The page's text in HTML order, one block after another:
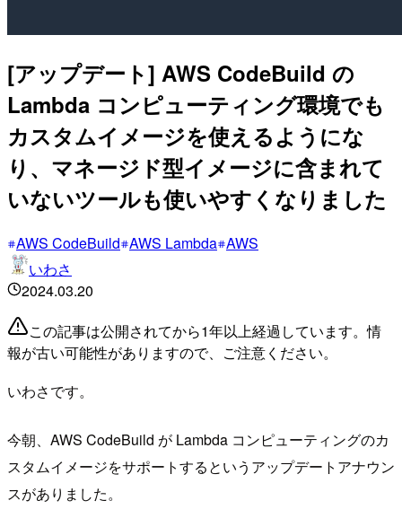
[アップデート] AWS CodeBuild の
Lambda コンピューティング環境でも
カスタムイメージを使えるようにな
り、マネージド型イメージに含まれて
いないツールも使いやすくなりました
AWS CodeBuild AWS Lambda AWS
いわさ
2024.03.20
この記事は公開されてから1年以上経過しています。情
報が古い可能性がありますので、ご注意ください。
いわさです。
今朝、AWS CodeBuild が Lambda コンピューティングのカ
スタムイメージをサポートするというアップデートアナウン
スがありました。